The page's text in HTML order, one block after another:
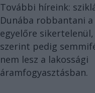
További híreink:
Dunába robbantani a
egyelőre
szerint pedig
nem lesz a lakossági
áramfogyasztásban.